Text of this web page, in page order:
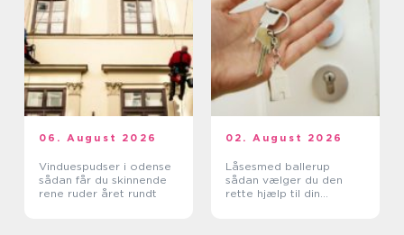
06. August 2026
Vinduespudser i odense
sådan får du skinnende
rene ruder året rundt
02. August 2026
Låsesmed ballerup
sådan vælger du den
rette hjælp til din